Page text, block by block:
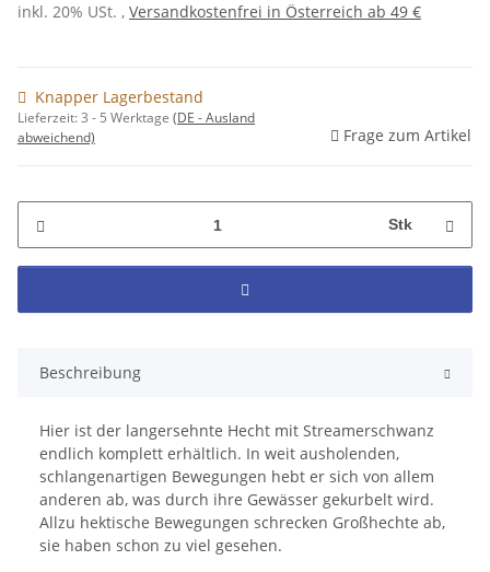
inkl. 20% USt. , Versandkostenfrei in Österreich ab 49 €
Knapper Lagerbestand
Lieferzeit:3 - 5 Werktage (DE - Ausland
abweichend)
Frage zum Artikel
Stk
Beschreibung
Hier ist der langersehnte Hecht mit Streamerschwanz
endlich komplett erhältlich. In weit ausholenden,
schlangenartigen Bewegungen hebt er sich von allem
anderen ab, was durch ihre Gewässer gekurbelt wird.
Allzu hektische Bewegungen schrecken Großhechte ab,
sie haben schon zu viel gesehen.